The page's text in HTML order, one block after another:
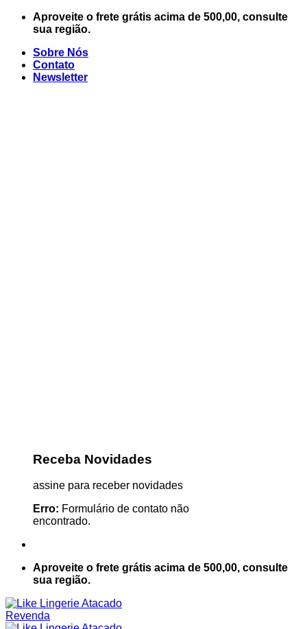
Skip
Aproveite o frete grátis acima de 500,00, consulte
sua região.
Sobre Nós
Contato
Newsletter
Receba Novidades
assine para receber novidades
Erro: Formulário de contato não
encontrado.
Aproveite o frete grátis acima de 500,00, consulte
sua região.